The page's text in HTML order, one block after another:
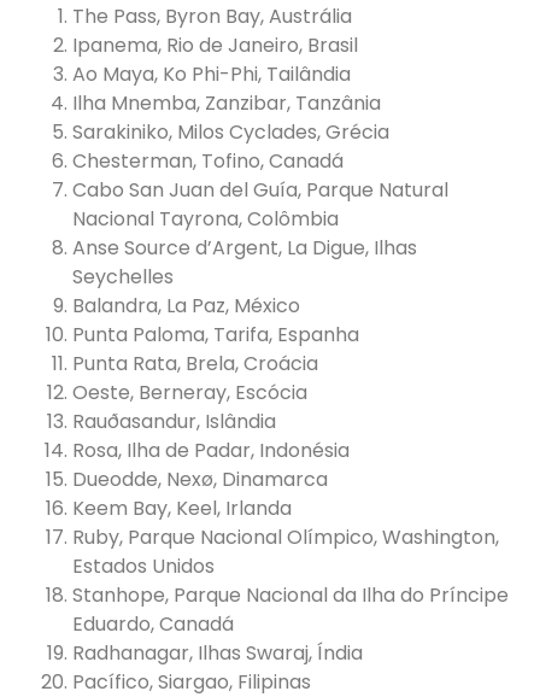
The Pass, Byron Bay, Austrália
Ipanema, Rio de Janeiro, Brasil
Ao Maya, Ko Phi-Phi, Tailândia
Ilha Mnemba, Zanzibar, Tanzânia
Sarakiniko, Milos Cyclades, Grécia
Chesterman, Tofino, Canadá
Cabo San Juan del Guía, Parque Natural
Nacional Tayrona, Colômbia
Anse Source d’Argent, La Digue, Ilhas
Seychelles
Balandra, La Paz, México
Punta Paloma, Tarifa, Espanha
Punta Rata, Brela, Croácia
Oeste, Berneray, Escócia
Rauðasandur, Islândia
Rosa, Ilha de Padar, Indonésia
Dueodde, Nexø, Dinamarca
Keem Bay, Keel, Irlanda
Ruby, Parque Nacional Olímpico, Washington,
Estados Unidos
Stanhope, Parque Nacional da Ilha do Príncipe
Eduardo, Canadá
Radhanagar, Ilhas Swaraj, Índia
Pacífico, Siargao, Filipinas